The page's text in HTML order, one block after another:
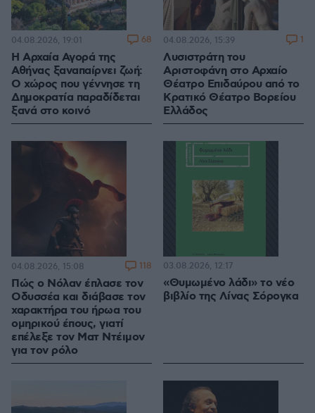
Η Αρχαία Αγορά της
Αθήνας ξαναπαίρνει ζωή:
Ο χώρος που γέννησε τη
Δημοκρατία παραδίδεται
ξανά στο κοινό
04.08.2026, 19:01 68
Λυσιστράτη του
Αριστοφάνη στο Αρχαίο
Θέατρο Επιδαύρου από το
Κρατικό Θέατρο Βορείου
Ελλάδος
04.08.2026, 15:39 1
Πώς ο Νόλαν έπλασε τον
Οδυσσέα και διάβασε τον
χαρακτήρα του ήρωα του
ομηρικού έπους, γιατί
επέλεξε τον Ματ Ντέιμον
για τον ρόλο
04.08.2026, 15:08 118
«Θυμωμένο λάδι» το νέο
βιβλίο της Λίνας Σόρογκα
03.08.2026, 12:17